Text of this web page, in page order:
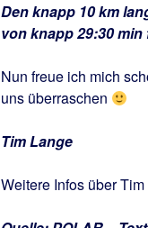
Den knapp 10 km
von knapp 29:30
Nun freue ich mich
uns überraschen
Tim Lange
Weitere Infos über